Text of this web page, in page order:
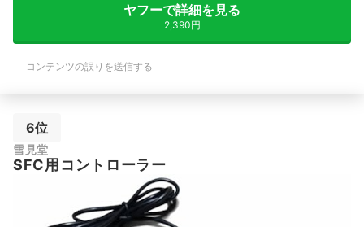
ヤフーで詳細を見る
2,390円
コンテンツの誤りを送信する
6位
雪見堂
SFC用コントローラー